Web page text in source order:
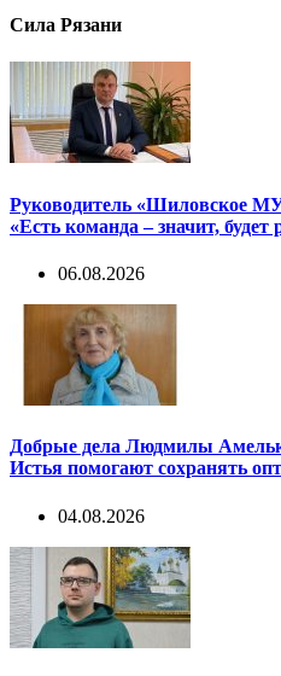
Сила Рязани
Руководитель «Шиловское
«Есть команда – значит, будет
06.08.2026
Добрые дела Людмилы
Истья помогают сохранять
04.08.2026